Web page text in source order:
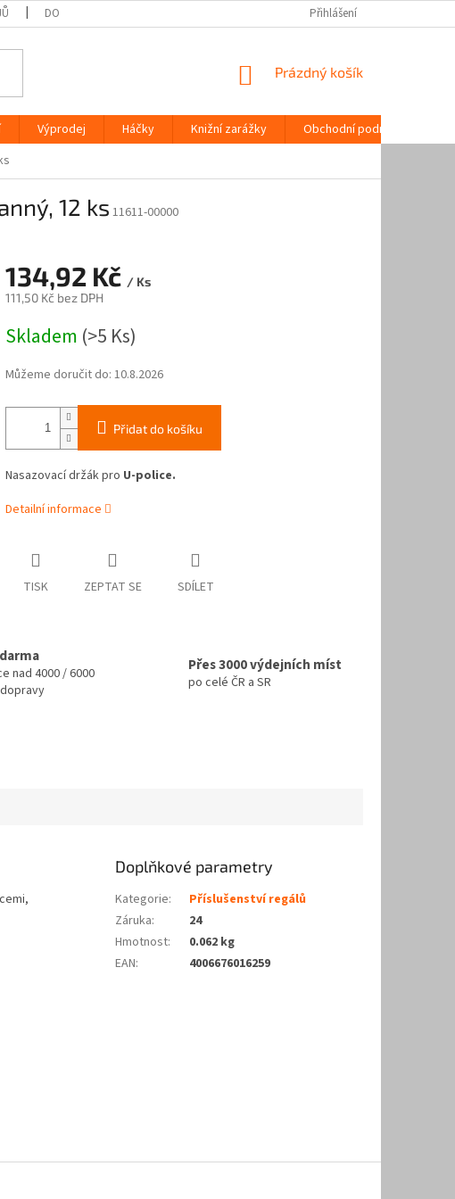
DOPRAVA | ORIGINÁLNÍ REGÁLOVÉ SYSTÉMY | AAA ŽELEZÁŘSTVÍ
Přihlášení
NÁKUPNÍ
Prázdný košík
Výprodej Háčky Knižní zarážky Obchodní podmínky
12 ks 11611-00000
134,92 Kč / Ks
111,50 Kč bez DPH
cena:
Skladem (>5 Ks)
Můžeme doručit do: 10.8.2026
Přidat do košíku
Nasazovací držák pro U-police.
Detailní informace
TISK ZEPTAT SE SDÍLET
nad 4000 / 6000
Přes 3000 výdejních míst
po celé ČR a SR
Doplňkové parametry
Kategorie:
Příslušenství regálů
Záruka:
24
Hmotnost:
0.062 kg
EAN: 4006676016259